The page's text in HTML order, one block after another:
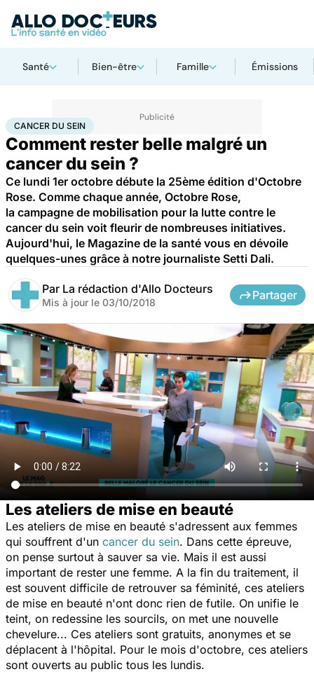
Santé Bien-être Famille Émissions
AccueilSanté Maladies Cancer du sein
CANCER DU SEIN
Comment rester belle malgré un
cancer du sein ?
Ce lundi 1er octobre débute la 25ème édition d'Octobre
Rose. Comme chaque année, Octobre Rose,
la campagne de mobilisation pour la lutte contre le
cancer du sein voit fleurir de nombreuses initiatives.
Aujourd'hui, le Magazine de la santé vous en dévoile
quelques-unes grâce à notre journaliste Setti Dali.
Par La rédaction d'Allo Docteurs
Mis à jour le 03/10/2018
Partager
Les ateliers de mise en beauté
Les ateliers de mise en beauté s'adressent aux femmes
qui souffrent d'un cancer du sein. Dans cette épreuve,
on pense surtout à sauver sa vie. Mais il est aussi
important de rester une femme. A la fin du traitement, il
est souvent difficile de retrouver sa féminité, ces ateliers
de mise en beauté n'ont donc rien de futile. On unifie le
teint, on redessine les sourcils, on met une nouvelle
chevelure... Ces ateliers sont gratuits, anonymes et se
déplacent à l'hôpital. Pour le mois d'octobre, ces ateliers
sont ouverts au public tous les lundis.